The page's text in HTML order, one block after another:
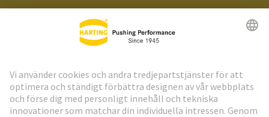
HARTING:s nyhetsbrev
Gå till registrering